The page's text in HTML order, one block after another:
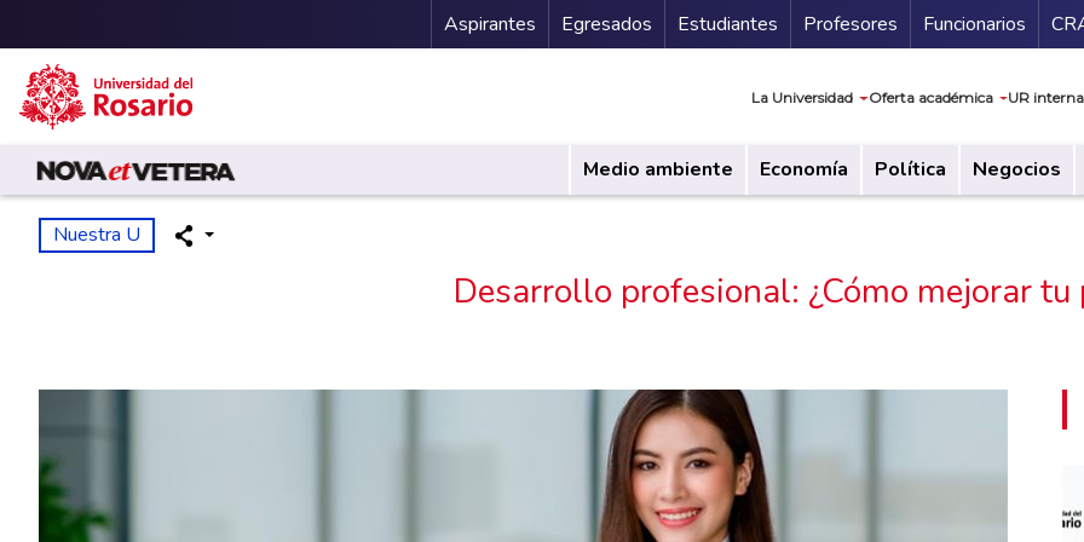
Pasar al contenido principal
Menu Secundario
Aspirantes Egresados Estudiantes Profesores Funcionarios
La Universidad Oferta académica UR
Medio ambiente Economía Política Negocios
Nuestra U
Desarrollo profesional: ¿Cómo mejorar tu